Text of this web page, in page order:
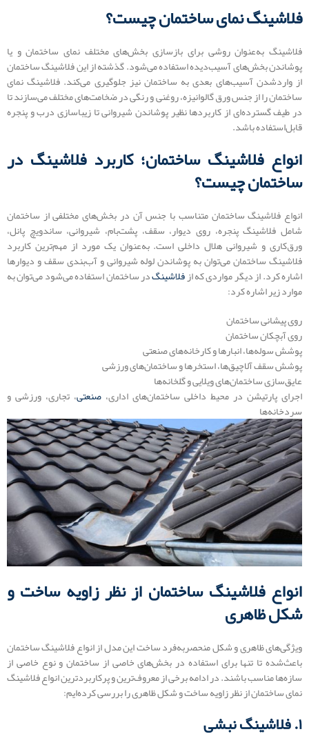
فلاشینگ نمای ساختمان چیست؟
فلاشینگ به‌عنوان روشی برای بازسازی بخش‌های مختلف نمای ساختمان و یا
پوشاندن بخش‌های آسیب‌دیده استفاده می‌شود. گذشته از این فلاشینگ ساختمان
از واردشدن آسیب‌های بعدی به ساختمان نیز جلوگیری می‌کند. فلاشینگ نمای
ساختمان را از جنس ورق گالوانیزه، روغنی و رنگی در ضخامت‌های مختلف می‌سازند تا
در طیف گسترده‌ای از کاربردها نظیر پوشاندن شیروانی تا زیباسازی درب و پنجره
قابل‌استفاده باشد.
انواع فلاشینگ ساختمان؛ کاربرد فلاشینگ در
ساختمان چیست؟
انواع فلاشینگ ساختمان متناسب با جنس آن در بخش‌های مختلفی از ساختمان
شامل فلاشینگ پنجره، روی دیوار، سقف، پشت‌بام، شیروانی، ساندویچ پانل،
ورق‌کاری و شیروانی هلال داخلی است. به‌عنوان یک مورد از مهم‌ترین کاربرد
فلاشینگ ساختمان می‌توان به پوشاندن لوله شیروانی و آب‌بندی سقف و دیوارها
اشاره کرد. از دیگر مواردی که از فلاشینگدر ساختمان استفاده می‌شود می‌توان به
موارد زیر اشاره کرد:
روی پیشانی ساختمان
روی آبچکان ساختمان
پوشش سوله‌ها، انبارها و کارخانه‌های صنعتی
پوشش سقف آلاچیق‌ها، استخرها و ساختمان‌های ورزشی
عایق‌سازی ساختمان‌های ویلایی و گلخانه‌ها
اجرای پارتیشن در محیط‌ داخلی ساختمان‌های اداری، صنعتی، تجاری، ورزشی و
سردخانه‌ها
انواع فلاشینگ ساختمان از نظر زاویه ساخت و
شکل ظاهری
ویژگی‌های ظاهری و شکل منحصربه‌فرد ساخت این مدل از انواع فلاشینگ ساختمان
باعث‌شده تا تنها برای استفاده در بخش‌های خاصی از ساختمان و نوع خاصی از
سازه‌ها مناسب باشند. در ادامه برخی از معروف‌ترین و پرکاربردترین انواع فلاشینگ
نمای ساختمان از نظر زاویه ساخت و شکل ظاهری را بررسی کرده‌ایم:
۱. فلاشینگ نبشی